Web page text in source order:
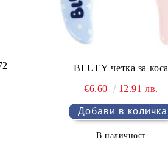
BLUEY четка за коса
€6.60 12.91 лв.
В наличност